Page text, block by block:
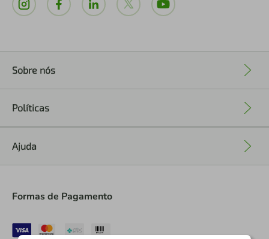
Sobre nós
Políticas
Ajuda
Formas de Pagamento